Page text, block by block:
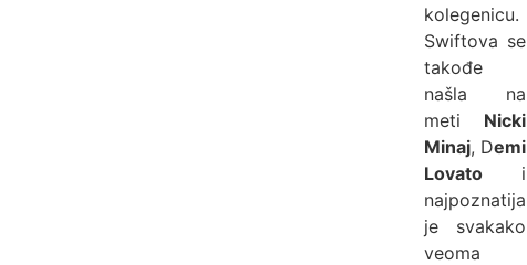
kolegenicu.
Swiftova se
takođe
našla na
meti Nicki
Minaj, Demi
Lovatoi
najpoznatija
je svakako
veoma